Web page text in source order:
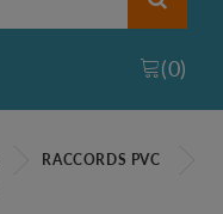
(0)
RACCORDS PVC